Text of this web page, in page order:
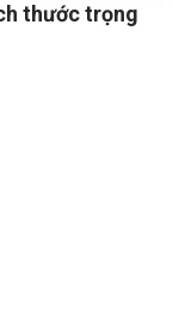
thước trọng